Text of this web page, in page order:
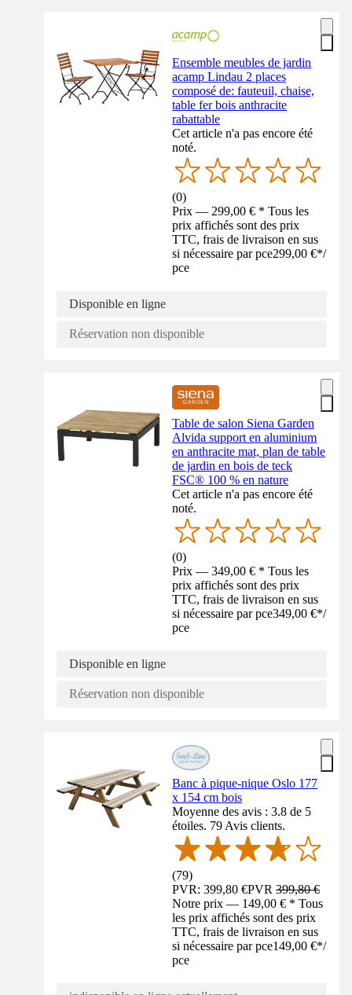
Ensemble meubles de jardin
acamp Lindau 2 places
composé de: fauteuil, chaise,
table fer bois anthracite
rabattable
Cet article n'a pas encore été
noté.
(0)
Prix — 299,00 € * Tous les
prix affichés sont des prix
TTC, frais de livraison en sus
si nécessaire par pce299,00 €*/
pce
Disponible en ligne
Réservation non disponible
Table de salon Siena Garden
Alvida support en aluminium
en anthracite mat, plan de table
de jardin en bois de teck
FSC® 100 % en nature
Cet article n'a pas encore été
noté.
(0)
Prix — 349,00 € * Tous les
prix affichés sont des prix
TTC, frais de livraison en sus
si nécessaire par pce349,00 €*/
pce
Disponible en ligne
Réservation non disponible
Banc à pique-nique Oslo 177
x 154 cm bois
Moyenne des avis : 3.8 de 5
étoiles. 79 Avis clients.
(79)
PVR: 399,80 €PVR399,80 €
Notre prix — 149,00 € * Tous
les prix affichés sont des prix
TTC, frais de livraison en sus
si nécessaire par pce149,00 €*/
pce